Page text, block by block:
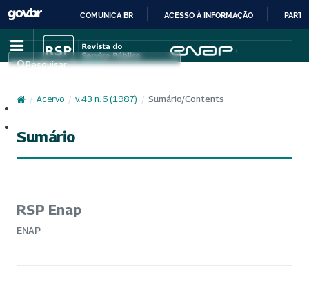
IR
PARA
CONTEÚDO
COMUNICA BR ACESSO À INFORMAÇÃO
Pesquisar
/ Acervo / v. 43 n. 6 (1987) / Sumário/Contents
Sumário
RSP Enap
ENAP